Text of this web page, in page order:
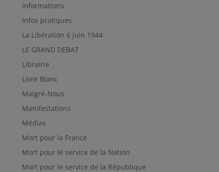
Informations
Infos pratiques
La Libération 6 juin 1944
LE GRAND DEBAT
Librairie
Livre Blanc
Malgré-Nous
Manifestations
Médias
Mort pour la France
Mort pour le service de la Nation
Mort pour le service de la République